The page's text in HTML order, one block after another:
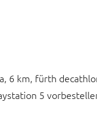
6 km, fürth
5